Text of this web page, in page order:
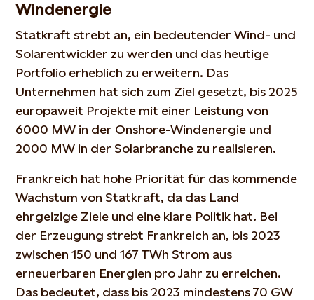
Windenergie
Statkraft strebt an, ein bedeutender Wind- und
Solarentwickler zu werden und das heutige
Portfolio erheblich zu erweitern. Das
Unternehmen hat sich zum Ziel gesetzt, bis 2025
europaweit Projekte mit einer Leistung von
6000 MW in der Onshore-Windenergie und
2000 MW in der Solarbranche zu realisieren.
Frankreich hat hohe Priorität für das kommende
Wachstum von Statkraft, da das Land
ehrgeizige Ziele und eine klare Politik hat. Bei
der Erzeugung strebt Frankreich an, bis 2023
zwischen 150 und 167 TWh Strom aus
erneuerbaren Energien pro Jahr zu erreichen.
Das bedeutet, dass bis 2023 mindestens 70 GW